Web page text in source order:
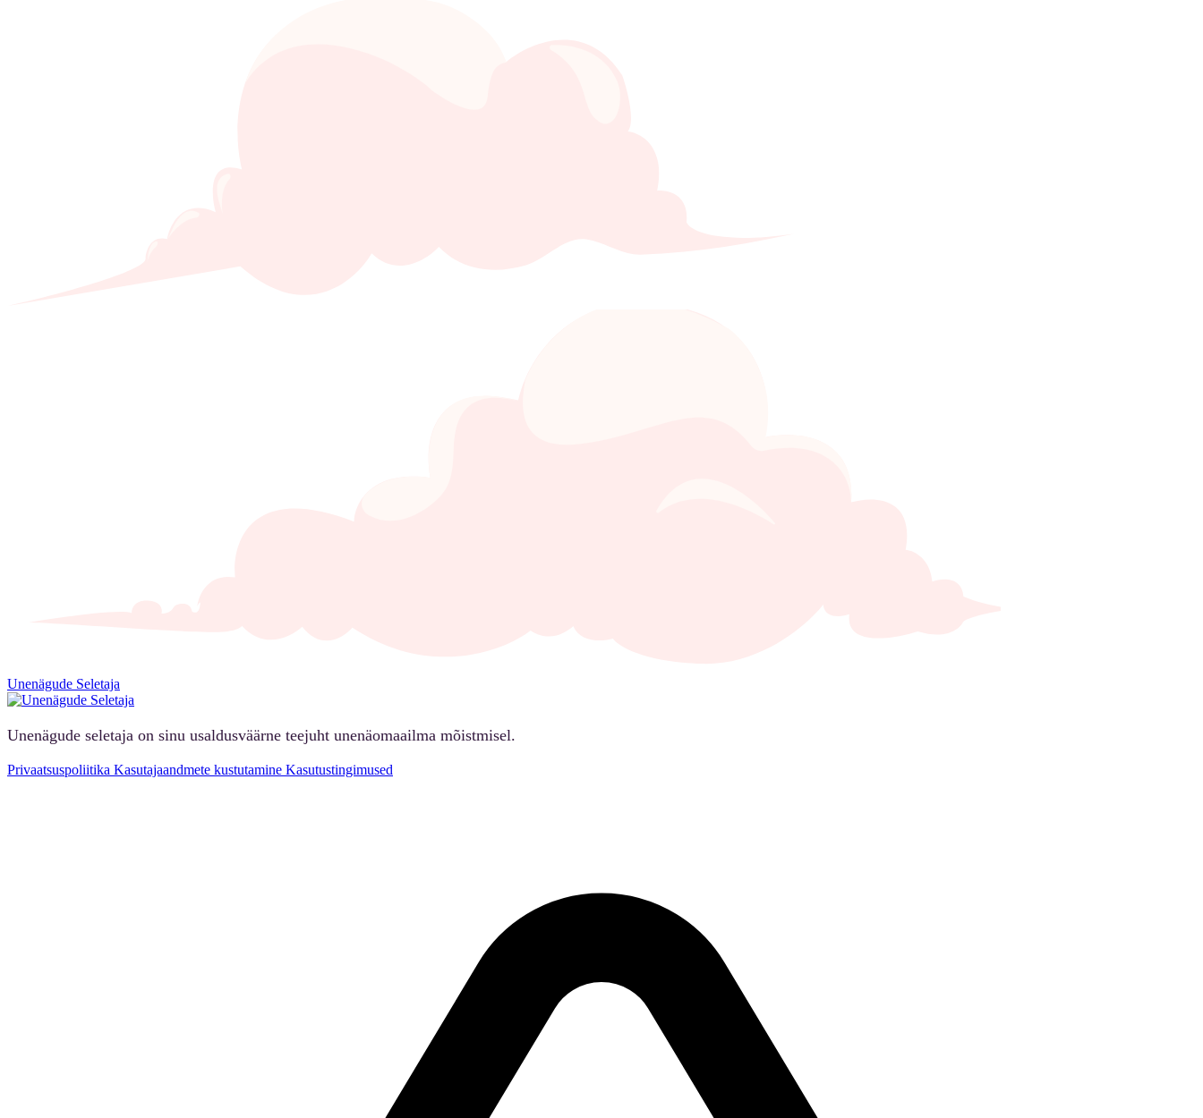
Unenägude Seletaja
Unenägude seletaja on sinu usaldusväärne teejuht unenäomaailma mõistmisel.
Privaatsuspoliitika Kasutajaandmete kustutamine Kasutustingimused